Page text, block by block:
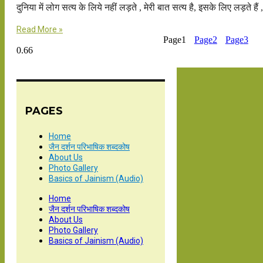
दुनिया में लोग सत्य के लिये नहीं लड़ते , मेरी बात सत्य है, इसके लिए लड़ते हैं
Read More »
Page1 Page2 Page3
PAGES
Home
जैन दर्शन परिभाषिक शब्दकोष
About Us
Photo Gallery
Basics of Jainism (Audio)
Home
जैन दर्शन परिभाषिक शब्दकोष
About Us
Photo Gallery
Basics of Jainism (Audio)